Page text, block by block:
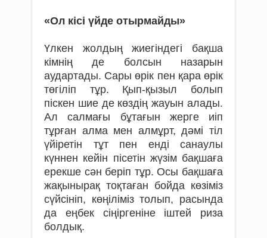
«Ол кісі үйде отырмайды»
Үлкен жолдың жиегіндегі бақ­ша
кімнің де болсын назарын
аудартады. Сары өрік пен қара өрік
төгіліп тұр. Қып-қызыл болып
піскен шие де көздің жауын алады.
Ал салмағы бұтағын жерге иіп
тұрған алма мен алмұрт, дәмі тіл
үйіретін тұт пен енді санаулы
күннен кейін пісетін жүзім бақшаға
ерекше сән беріп тұр. Осы бақшаға
жақынырақ тоқтаған бойда көзіміз
сүйсі­ніп, көңіліміз толып, расында
да еңбек сіңіргеніне іштей риза
болдық.